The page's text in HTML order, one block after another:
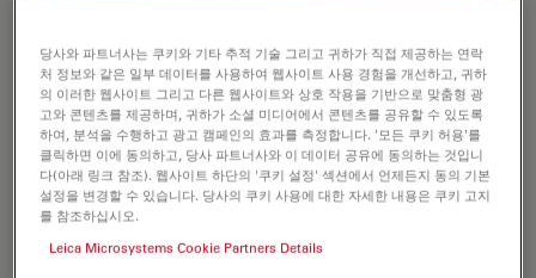
쥐의 신경 미세섬유
야생형 샘플에서 쥐의 신경 미세섬유가 적색으로 염색되어 신
경 성장을 확인할 수 있습니다.
당사와 파트너사는 쿠키와 기타 추적 기술 그리고 귀하가 직접 제공하는 연락
처 정보와 같은 일부 데이터를 사용하여 웹사이트 사용 경험을 개선하고, 귀하
의 이러한 웹사이트 그리고 다른 웹사이트와 상호 작용을 기반으로 맞춤형 광
고와 콘텐츠를 제공하며, 귀하가 소셜 미디어에서 콘텐츠를 공유할 수 있도록
하여, 분석을 수행하고 광고 캠페인의 효과를 측정합니다. '모든 쿠키 허용'를
클릭하면 이에 동의하고, 당사 파트너사와 이 데이터 공유에 동의하는 것입니
다(아래 링크 참조). 웹사이트 하단의 '쿠키 설정' 섹션에서 언제든지 동의 기본
설정을 변경할 수 있습니다. 당사의 쿠키 사용에 대한 자세한 내용은 쿠키 고지
를 참조하십시오.
Leica Microsystems Cookie Partners Details